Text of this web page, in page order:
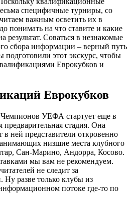
специфичные турниры, со
важным осветить их в
понимать на что ставите и какие
результат. Соваться в незнакомые
сбора информации – верный путь
подготовили этот экскурс, чтобы
Еврокубков и
Еврокубков
УЕФА стартует еще в
стадия. Она
в ней представители откровенно
низшие места клубного
Сан-Марино, Андорра, Косово.
мы вам не рекомендуем.
не следит за
Ну разве только клубы из
потоке где-то по